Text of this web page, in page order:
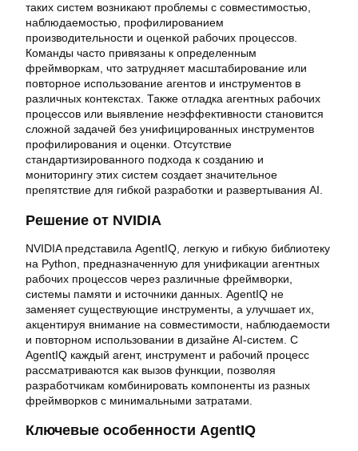
таких систем возникают проблемы с совместимостью,
наблюдаемостью, профилированием
производительности и оценкой рабочих процессов.
Команды часто привязаны к определенным
фреймворкам, что затрудняет масштабирование или
повторное использование агентов и инструментов в
различных контекстах. Также отладка агентных рабочих
процессов или выявление неэффективности становится
сложной задачей без унифицированных инструментов
профилирования и оценки. Отсутствие
стандартизированного подхода к созданию и
мониторингу этих систем создает значительное
препятствие для гибкой разработки и развертывания AI.
Решение от NVIDIA
NVIDIA представила AgentIQ, легкую и гибкую библиотеку
на Python, предназначенную для унификации агентных
рабочих процессов через различные фреймворки,
системы памяти и источники данных. AgentIQ не
заменяет существующие инструменты, а улучшает их,
акцентируя внимание на совместимости, наблюдаемости
и повторном использовании в дизайне AI-систем. С
AgentIQ каждый агент, инструмент и рабочий процесс
рассматриваются как вызов функции, позволяя
разработчикам комбинировать компоненты из разных
фреймворков с минимальными затратами.
Ключевые особенности AgentIQ